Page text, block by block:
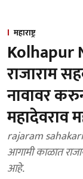
महाराष्ट्र
Kolhapur
राजाराम
नावावर
महादेवराव
rajaram
आगामी काळात
आहे.